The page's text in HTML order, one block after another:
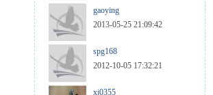
gaoying
2013-05-25 21:09:42
spg168
2012-10-05 17:32:21
xj0355